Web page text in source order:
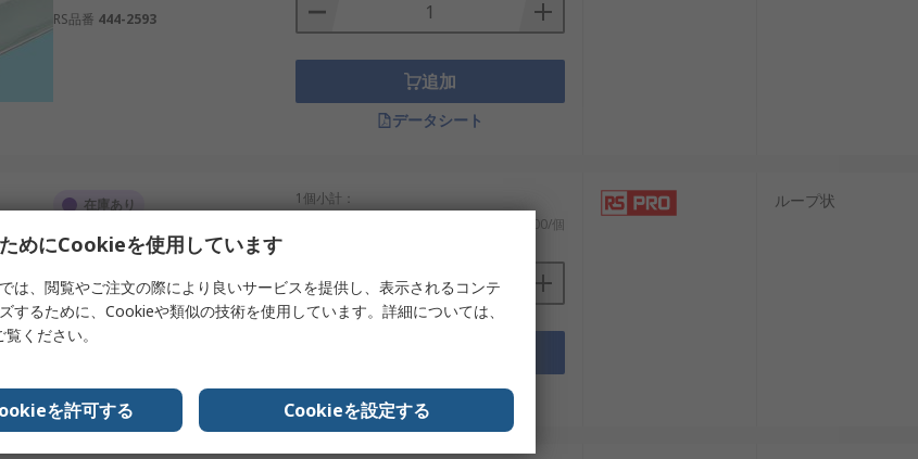
RS品番 444-2593
追加
データシート
在庫あり
ブラシストリップ ブラシストリッ
プ 黒 RS PRO アルミニウム 838
mm
RS品番 444-2537
1個小計：
￥3,382.00/個
データシート
ループ状
めにCookieを使用しています
は、閲覧やご注文の際により良いサービスを提供し、表示されるコンテ
するために、Cookieや類似の技術を使用しています。詳細については、
ください。
を許可する Cookieを設定する